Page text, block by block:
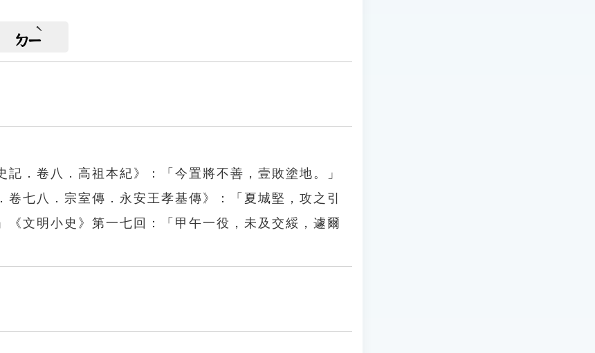
ㄉㄧ
．卷八．高祖本紀》：「今置將不善，壹敗塗地。」
七八．宗室傳．永安王孝基傳》：「夏城堅，攻之引
《文明小史》第一七回：「甲午一役，未及交綏，遽爾